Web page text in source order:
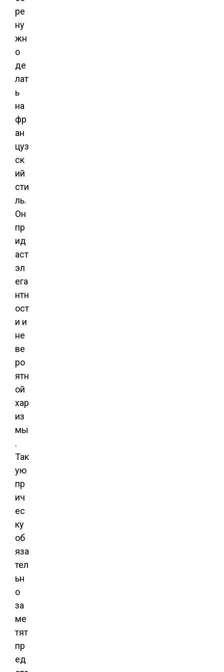
ре
ну
жн
о
де
лат
ь
на
фр
ан
цуз
ск
ий
сти
ль.
Он
пр
ид
аст
эл
ега
нтн
ост
и и
не
ве
ро
ятн
ой
хар
из
мы
.
Так
ую
пр
ич
ес
ку
об
яза
тел
ьн
о
за
ме
тят
пр
ед